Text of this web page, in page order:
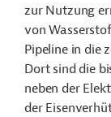
zur Nutzung
von
Pipeline in die
Dort sind die
neben der
der